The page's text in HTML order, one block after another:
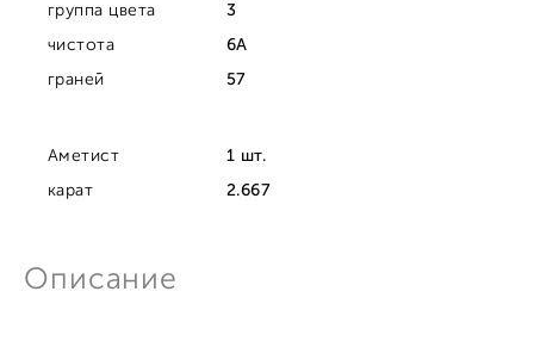
Описание
группа цвета
3
чистота
6A
граней
57
Аметист
1 шт.
карат
2.667